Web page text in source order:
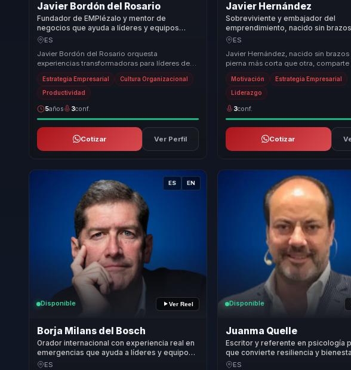
Javier Bordón del Rosario
Fundador de EMPIézalo y mentor de
negocios que ayuda a líderes y equipos
comerciales a convertir innovación en
ES
Javier Bordón del Rosario orquesta
experiencias transformadoras para líderes de
transformación, aprendizaje e innovación
organizacional. ...
Estrategia Empresarial Cultura Organizacional
Productividad
5años 3conf.
Cotizar Ver Perfil
Javier Hernández
Sobreviviente y embajador del
emprendimiento, nacido sin
convierte supervivencia real en
ES
Javier Hernández, nacido sin brazos
pierna más corta que otra, comparte
modelo de conferencia de
conecta con ...
Motivación Estrategia Empresarial
Liderazgo
3conf.
Cotizar
ES EN
Disponible Ver Reel
Borja Milans del Bosch
Orador internacional con experiencia real en
emergencias que ayuda a líderes y equipos a
convertir resiliencia en claridad, coraje y
ES
Disponible
Juanma Quelle
Escritor y referente en psicología
que convierte resiliencia y
motivación sostenida y fortaleza
ES